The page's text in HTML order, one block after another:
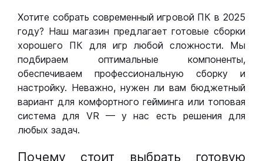
Хотите собрать современный игровой ПК в 2025
году? Наш магазин предлагает готовые сборки
хорошего ПК для игр любой сложности. Мы
подбираем оптимальные компоненты,
обеспечиваем профессиональную сборку и
настройку. Неважно, нужен ли вам бюджетный
вариант для комфортного гейминга или топовая
система для VR — у нас есть решения для
любых задач.
Почему стоит выбрать готовую